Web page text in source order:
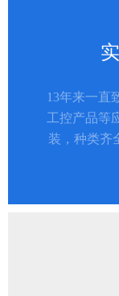
13年来一直
工控产品等
装，种类齐